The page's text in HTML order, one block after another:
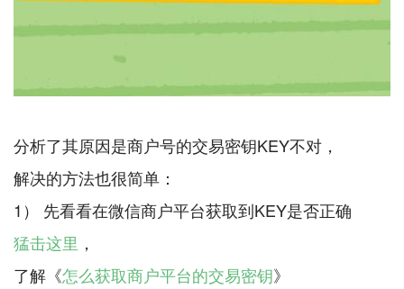
分析了其原因是商户号的交易密钥KEY不对，
解决的方法也很简单：
猛击这里 ，
了解《怎么获取商户平台的交易密钥》